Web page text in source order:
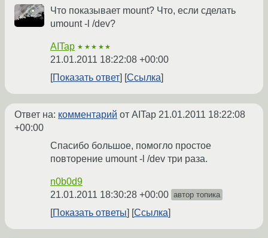
Что показывает mount? Что, если сделать
umount -l /dev?
AITap ★★★★★
21.01.2011 18:22:08 +00:00
Показать ответ
Ссылка
Ответ на: комментарий от AITap 21.01.2011 18:22:08
+00:00
Спасибо большое, помогло простое
повторение umount -l /dev три раза.
n0b0d9
21.01.2011 18:30:28 +00:00 автор топика
Показать ответы Ссылка